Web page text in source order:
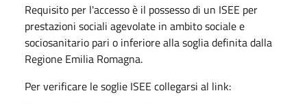
Requisito per l'accesso è il possesso di un ISEE per
prestazioni sociali agevolate in ambito sociale e
sociosanitario pari o inferiore alla soglia definita dalla
Regione Emilia Romagna.
Per verificare le soglie ISEE collegarsi al link: